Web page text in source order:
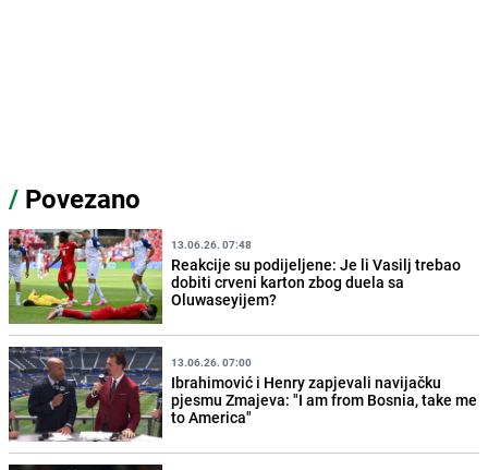
/ Povezano
13.06.26. 07:48
Reakcije su podijeljene: Je li Vasilj trebao
dobiti crveni karton zbog duela sa
Oluwaseyijem?
13.06.26. 07:00
Ibrahimović i Henry zapjevali navijačku
pjesmu Zmajeva: "I am from Bosnia, take me
to America"